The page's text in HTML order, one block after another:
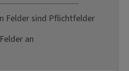
Felder sind Pflichtfelder
an